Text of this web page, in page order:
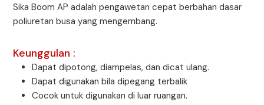
Sika Boom AP adalah pengawetan cepat berbahan dasar
poliuretan busa yang mengembang.
Keunggulan :
Dapat dipotong, diampelas, dan dicat ulang.
Dapat digunakan bila dipegang terbalik
Cocok untuk digunakan di luar ruangan.